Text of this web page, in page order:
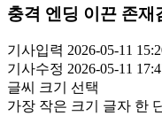
충격 엔딩 이끈 존재
기사입력 2026-05-11
기사수정 2026-05-11
글씨 크기 선택
가장 작은 크기 글자 한